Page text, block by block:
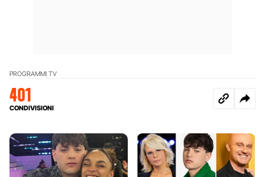
PROGRAMMI TV
401
CONDIVISIONI